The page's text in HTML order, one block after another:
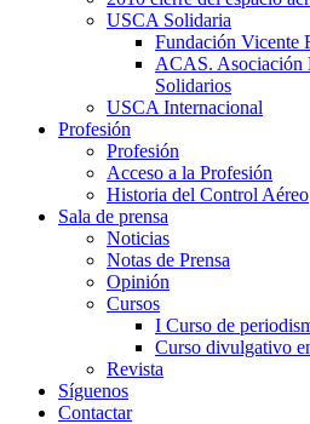
USCA Solidaria
Fundación Vicente
ACAS. Asociación
Solidarios
USCA Internacional
Profesión
Profesión
Acceso a la Profesión
Historia del Control Aéreo
Sala de prensa
Noticias
Notas de Prensa
Opinión
Cursos
I Curso de
Curso divulgativo
Revista
Síguenos
Contactar